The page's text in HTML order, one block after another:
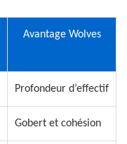
Avantage Wolves
Profondeur d’effectif
Gobert et cohésion